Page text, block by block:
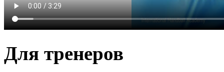
Для тренеров